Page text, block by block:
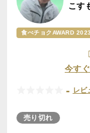
こす
食べチョクAWARD
今す
- レビ
売り切れ